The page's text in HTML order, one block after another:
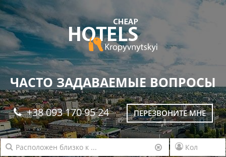
ЧАСТО ЗАДАВАЕМЫЕ ВОПРОСЫ
+38 093 170 95 24 ПЕРЕЗВОНИТЕ МНЕ